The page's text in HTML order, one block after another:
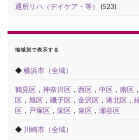
通所リハ（デイケア・等） (523)
地域別で表示する
◆横浜市（全域）
鶴見区 ， 神奈川区 ， 西区 ， 中区 ， 南区 ，
区 ， 旭区 ， 磯子区 ， 金沢区 ， 港北区 ，
区 ， 戸塚区 ， 栄区 ， 泉区 ， 瀬谷区
◆ 川崎市（全域）